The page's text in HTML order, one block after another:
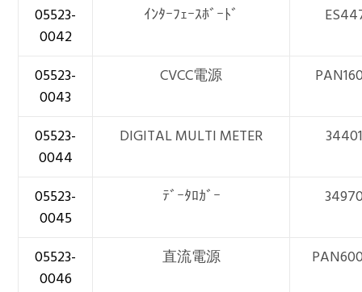
05523-
0042
ｲﾝﾀｰﾌｪｰｽﾎﾞｰﾄﾞ
05523-
0043
CVCC電源
05523-
0044
DIGITAL MULTI METER
05523-
0045
ﾃﾞｰﾀﾛｶﾞｰ
05523-
0046
直流電源